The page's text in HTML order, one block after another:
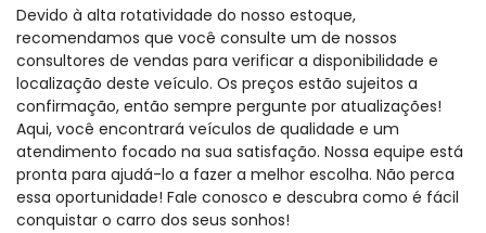
Devido à alta rotatividade do nosso estoque,
recomendamos que você consulte um de nossos
consultores de vendas para verificar a disponibilidade e
localização deste veículo. Os preços estão sujeitos a
confirmação, então sempre pergunte por atualizações!
Aqui, você encontrará veículos de qualidade e um
atendimento focado na sua satisfação. Nossa equipe está
pronta para ajudá-lo a fazer a melhor escolha. Não perca
essa oportunidade! Fale conosco e descubra como é fácil
conquistar o carro dos seus sonhos!